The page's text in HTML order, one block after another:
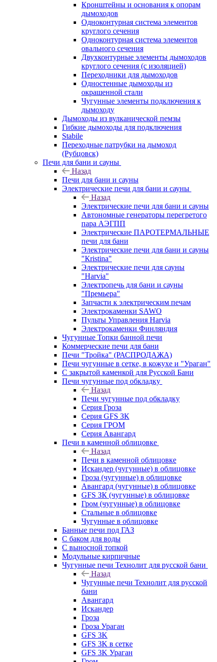
Кронштейны и основания к опорам
дымоходов
Одноконтурная система элементов
круглого сечения
Одноконтурная система элементов
овального сечения
Двухконтурные элементы дымоходов
круглого сечения (с изоляцией)
Переходники для дымоходов
Одностенные дымоходы из
окрашенной стали
Чугунные элементы подключения к
дымоходу
Дымоходы из вулканической пемзы
Гибкие дымоходы для подключения
Stabile
Переходные патрубки на дымоход
(Рубцовск)
Печи для бани и сауны
Назад
Печи для бани и сауны
Электрические печи для бани и сауны
Назад
Электрические печи для бани и сауны
Автономные генераторы перегретого
пара АЭГПП
Электрические ПАРОТЕРМАЛЬНЫЕ
печи для бани
Электрические печи для бани и сауны
"Кristina"
Электрические печи для сауны
"Harvia"
Электропечь для бани и сауны
"Премьера"
Запчасти к электрическим печам
Электрокаменки SAWO
Пульты Управления Harvia
Электрокаменки Финляндия
Чугунные Топки банной печи
Коммерческие печи для бани
Печи "Тройка" (РАСПРОДАЖА)
Печи чугунные в сетке, в кожухе и "Ураган"
С закрытой каменкой для Русской Бани
Печи чугунные под обкладку
Назад
Печи чугунные под обкладку
Серия Гроза
Серия GFS ЗК
Серия ГРОМ
Серия Авангард
Печи в каменной облицовке
Назад
Печи в каменной облицовке
Искандер (чугунные) в облицовке
Гроза (чугунные) в облицовке
Авангард (чугунные) в облицовке
GFS ЗК (чугунные) в облицовке
Гром (чугунные) в облицовке
Стальные в облицовке
Чугунные в облицовке
Банные печи под ГАЗ
С баком для воды
С выносной топкой
Модульные кирпичные
Чугунные печи Технолит для русской бани
Назад
Чугунные печи Технолит для русской
бани
Авангард
Искандер
Гроза
Гроза Ураган
GFS 3K
GFS 3K в сетке
GFS 3K Ураган